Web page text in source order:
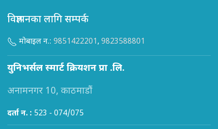
विज्ञापनका लागि सम्पर्क
मोबाइल न.: 9851422201, 9823588801
युनिभर्सल स्मार्ट क्रियशन प्रा .लि.
अनामनगर 10, काठमाडौं
दर्ता न. : 523 - 074/075